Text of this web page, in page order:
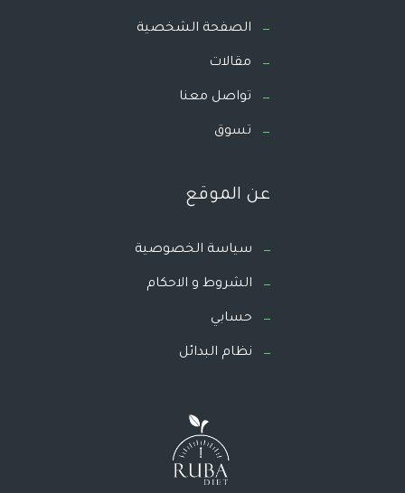
الصفحة الشخصية
مقالات
تواصل معنا
تسوق
عن الموقع
سياسة الخصوصية
الشروط و الاحكام
حسابي
نظام البدائل